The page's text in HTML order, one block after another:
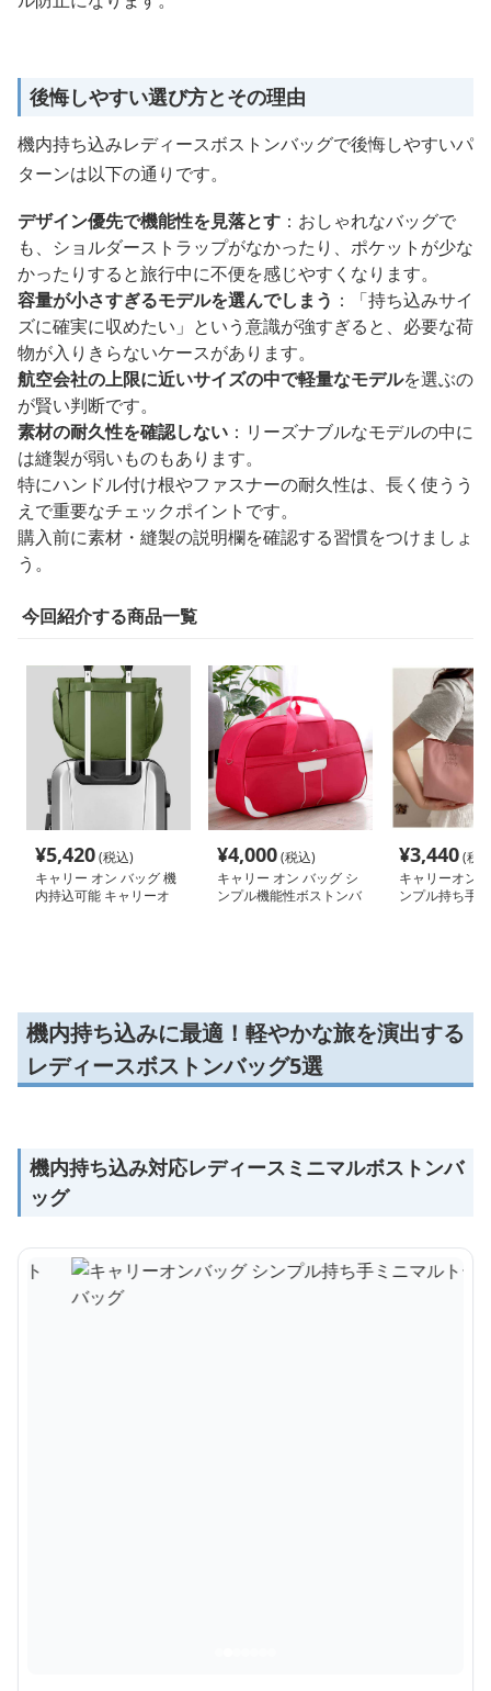
後悔しやすい選び方とその理由
機内持ち込みレディースボストンバッグで後悔しやすいパ
ターンは以下の通りです。
デザイン優先で機能性を見落とす ：おしゃれなバッグで
も、ショルダーストラップがなかったり、ポケットが少な
かったりすると旅行中に不便を感じやすくなります。
容量が小さすぎるモデルを選んでしまう ：「持ち込みサイ
ズに確実に収めたい」という意識が強すぎると、必要な荷
物が入りきらないケースがあります。
航空会社の上限に近いサイズの中で軽量なモデルを選ぶの
が賢い判断です。
素材の耐久性を確認しない ：リーズナブルなモデルの中に
は縫製が弱いものもあります。
特にハンドル付け根やファスナーの耐久性は、長く使うう
えで重要なチェックポイントです。
購入前に素材・縫製の説明欄を確認する習慣をつけましょ
う。
今回紹介する商品一覧
¥5,420(税込)
キャリー オン バッグ 機
内持込可能 キャリーオ
¥4,000(税込)
キャリー オン バッグ シ
ンプル機能性ボストンバ
¥3,440(税
キャリーオン
ンプル持ち手
機内持ち込みに最適！軽やかな旅を演出する
レディースボストンバッグ5選
機内持ち込み対応レディースミニマルボストンバ
ッグ